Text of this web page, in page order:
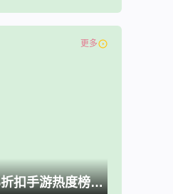
更多
0.05折手游大全，0.05折扣手游热度榜推荐